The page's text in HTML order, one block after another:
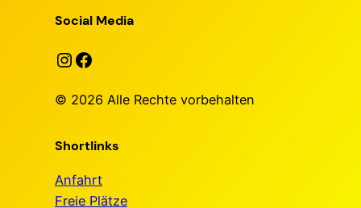
Social Media
Instagram Facebook
© 2026 Alle Rechte vorbehalten
Shortlinks
Anfahrt
Freie Plätze